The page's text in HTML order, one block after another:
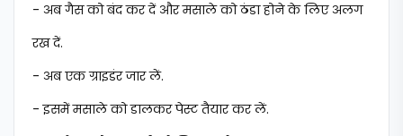
- अब गैस को बंद कर दें और मसाले को ठंडा होने के लिए अलग
रख दें.
- अब एक ग्राइडंर जार लें.
- इसमें मसाले को डालकर पेस्ट तैयार कर लें.